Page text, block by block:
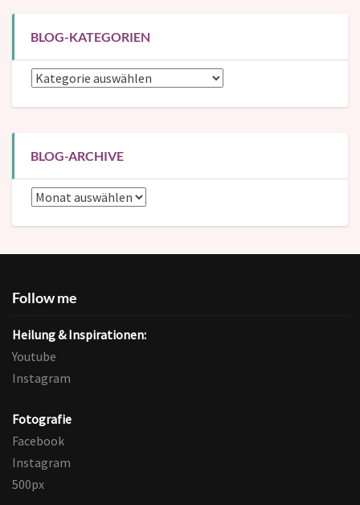
BLOG-KATEGORIEN
Blog-
BLOG-ARCHIVE
Blog-
Follow me
Heilung & Inspirationen:
Youtube
Instagram
Fotografie
Facebook
Instagram
500px